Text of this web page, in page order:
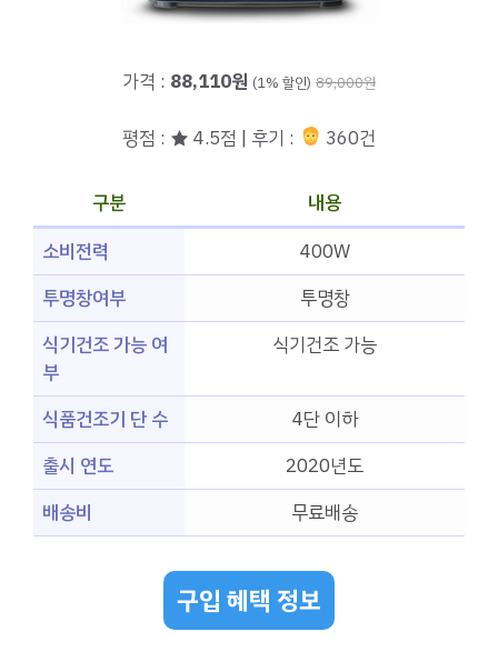
가격 : 88,110원 (1% 할인) 89,000원
평점 : ★ 4.5점 | 후기 : 360건
구분
내용
소비전력
400W
투명창여부
투명창
식기건조 가능 여
부
식기건조 가능
식품건조기 단 수
4단 이하
출시 연도
2020년도
배송비
무료배송
구입 혜택 정보